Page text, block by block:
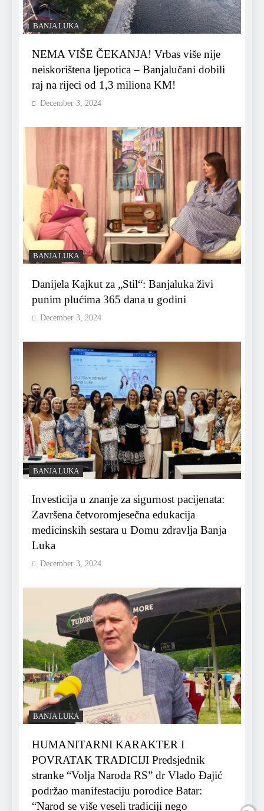
BANJA LUKA
NEMA VIŠE ČEKANJA! Vrbas više nije
neiskorištena ljepotica – Banjalučani dobili
raj na rijeci od 1,3 miliona KM!
December 3, 2024
BANJA LUKA
Danijela Kajkut za „Stil“: Banjaluka živi
punim plućima 365 dana u godini
December 3, 2024
BANJA LUKA
Investicija u znanje za sigurnost pacijenata:
Završena četvoromjesečna edukacija
medicinskih sestara u Domu zdravlja Banja
Luka
December 3, 2024
BANJA LUKA
HUMANITARNI KARAKTER I
POVRATAK TRADICIJI Predsjednik
stranke “Volja Naroda RS” dr Vlado Đajić
podržao manifestaciju porodice Batar:
“Narod se više veseli tradiciji nego